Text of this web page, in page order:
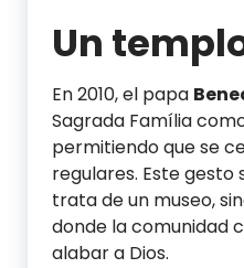
Un
En 2010, el papa
Sagrada Família
permitiendo que se
regulares. Este gesto
trata de un museo,
donde la comunidad
alabar a Dios.